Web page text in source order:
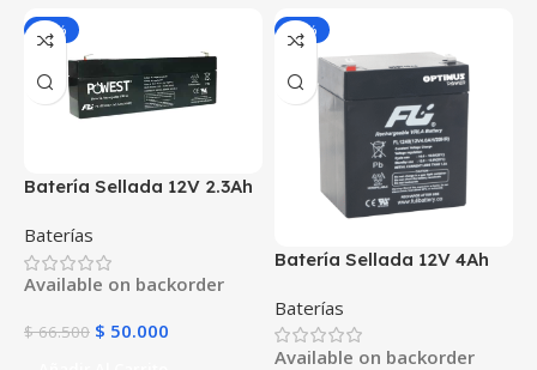
-25%
Batería Sellada 12V 2.3Ah
Battery | Para UPS y
Alarmas
Baterías
Available on backorder
$66.500 $ 50.000
-25%
Batería Sellada 12V 4Ah
Battery | Para UPS y
Alarmas
Baterías
Available on backorder